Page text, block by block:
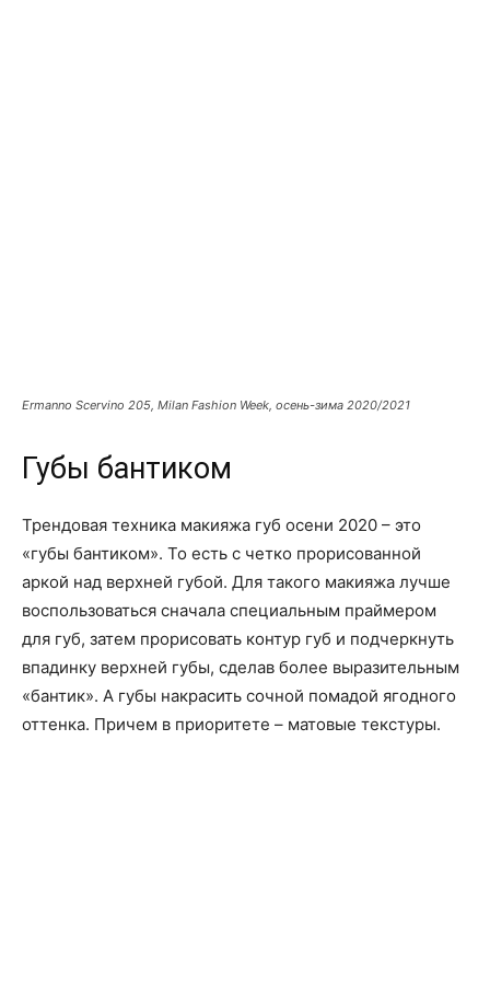
Ermanno Scervino 205, Milan Fashion Week, осень-зима 2020/2021
Губы бантиком
Трендовая техника макияжа губ осени 2020 – это
«губы бантиком». То есть с четко прорисованной
аркой над верхней губой. Для такого макияжа лучше
воспользоваться сначала специальным праймером
для губ, затем прорисовать контур губ и подчеркнуть
впадинку верхней губы, сделав более выразительным
«бантик». А губы накрасить сочной помадой ягодного
оттенка. Причем в приоритете – матовые текстуры.